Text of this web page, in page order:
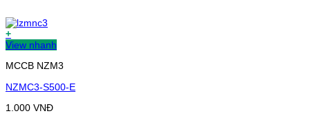
+
View nhanh
MCCB NZM3
NZMC3-S500-E
1.000 VNĐ